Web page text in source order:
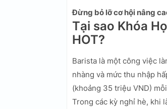
Đừng bỏ lỡ cơ hội nâng
Tại sao Khóa
HOT?
Barista là một công việc
nhàng và mức thu nhập
(khoảng 35 triệu VND)
Trong các kỳ nghỉ hè, khi